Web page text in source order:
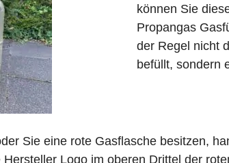
können Sie
Propangas
der Regel nicht
befüllt, sondern
Sie eine rote Gasflasche besitzen,
Logo im oberen Drittel der